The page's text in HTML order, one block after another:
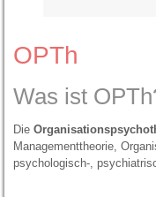
OPTh
Was ist
Die
Managementtheorie,
psychologisch-,